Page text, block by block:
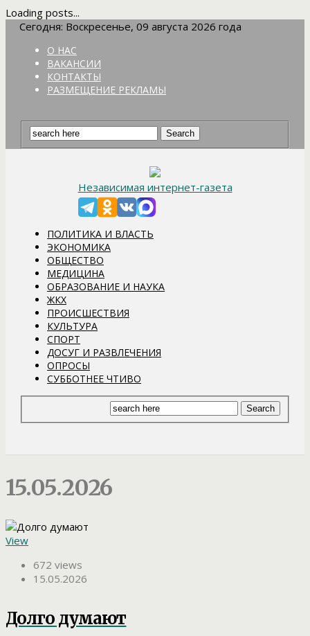
Loading posts...
Сегодня: Воскресенье, 09 августа 2026 года
О НАС
ВАКАНСИИ
КОНТАКТЫ
РАЗМЕЩЕНИЕ РЕКЛАМЫ
Независимая интернет-газета
ПОЛИТИКА И ВЛАСТЬ
ЭКОНОМИКА
ОБЩЕСТВО
МЕДИЦИНА
ОБРАЗОВАНИЕ И НАУКА
ЖКХ
ПРОИСШЕСТВИЯ
КУЛЬТУРА
СПОРТ
ДОСУГ И РАЗВЛЕЧЕНИЯ
ОПРОСЫ
СУББОТНЕЕ ЧТИВО
15.05.2026
View
672 views
15.05.2026
Долго думают